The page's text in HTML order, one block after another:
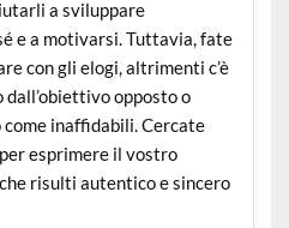
a sviluppare
e a motivarsi. Tuttavia, fate
con gli elogi, altrimenti c’è
opposto o
inaffidabili. Cercate
esprimere il vostro
risulti autentico e sincero